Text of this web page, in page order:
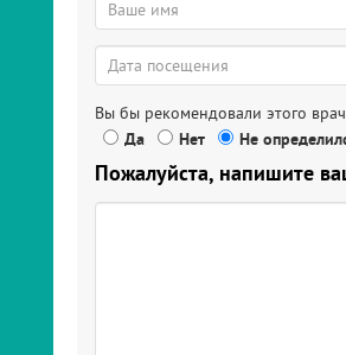
Вы бы рекомендовали этого
Да
Нет Не
Пожалуйста, напишите